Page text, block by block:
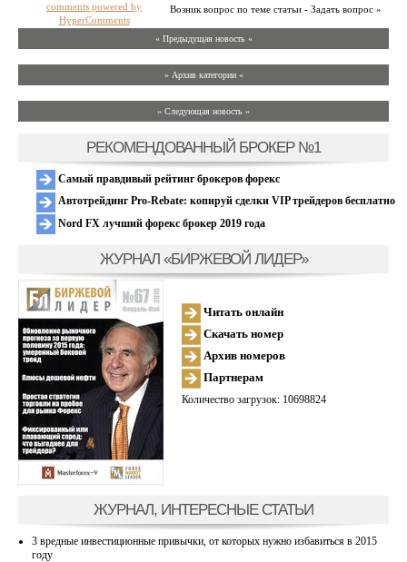
Возник вопрос по теме статьи - Задать вопрос »
comments powered by
HyperComments
« Предыдущая новость «
» Архив категории «
» Следующая новость »
РЕКОМЕНДОВАННЫЙ БРОКЕР №1
Самый правдивый рейтинг брокеров форекс
Автотрейдинг Pro-Rebate: копируй сделки VIP трейдеров бесплатно
Nord FX лучший форекс брокер 2019 года
ЖУРНАЛ «БИРЖЕВОЙ ЛИДЕР»
Читать онлайн
Скачать номер
Архив номеров
Партнерам
Количество загрузок: 10698824
ЖУРНАЛ, ИНТЕРЕСНЫЕ СТАТЬИ
3 вредные инвестиционные привычки, от которых нужно избавиться в 2015
году